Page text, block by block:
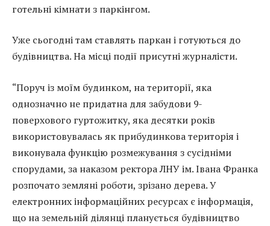
готельні кімнати з паркінгом.
Уже сьогодні там ставлять паркан і готуються до
будівництва. На місці події присутні журналісти.
“Поруч із моїм будинком, на території, яка
однозначно не придатна для забудови 9-
поверхового гуртожитку, яка десятки років
використовувалась як прибудинкова територія і
виконувала функцію розмежування з сусідніми
спорудами, за наказом ректора ЛНУ ім. Івана Франка
розпочато земляні роботи, зрізано дерева. У
електронних інформаційних ресурсах є інформація,
що на земельній ділянці планується будівництво